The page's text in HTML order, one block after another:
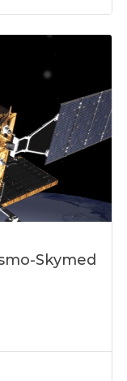
Skymed